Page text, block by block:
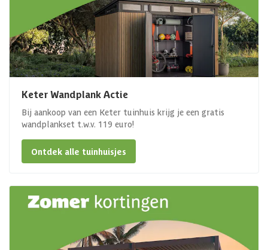
Keter Wandplank Actie
Bij aankoop van een Keter tuinhuis krijg je een gratis
wandplankset t.w.v. 119 euro!
Ontdek alle tuinhuisjes